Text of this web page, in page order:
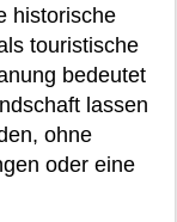
historische
touristische
bedeutet
lassen
ohne
oder eine